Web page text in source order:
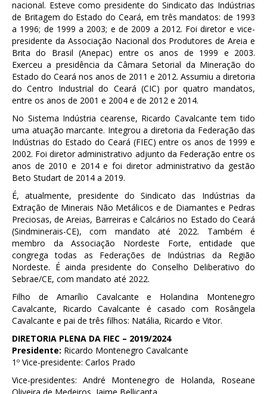
nacional. Esteve como presidente do Sindicato das Indústrias
de Britagem do Estado do Ceará, em três mandatos: de 1993
a 1996; de 1999 a 2003; e de 2009 a 2012. Foi diretor e vice-
presidente da Associação Nacional dos Produtores de Areia e
Brita do Brasil (Anepac) entre os anos de 1999 e 2003.
Exerceu a presidência da Câmara Setorial da Mineração do
Estado do Ceará nos anos de 2011 e 2012. Assumiu a diretoria
do Centro Industrial do Ceará (CIC) por quatro mandatos,
entre os anos de 2001 e 2004 e de 2012 e 2014.
No Sistema Indústria cearense, Ricardo Cavalcante tem tido
uma atuação marcante. Integrou a diretoria da Federação das
Indústrias do Estado do Ceará (FIEC) entre os anos de 1999 e
2002. Foi diretor administrativo adjunto da Federação entre os
anos de 2010 e 2014 e foi diretor administrativo da gestão
Beto Studart de 2014 a 2019.
É, atualmente, presidente do Sindicato das Indústrias da
Extração de Minerais Não Metálicos e de Diamantes e Pedras
Preciosas, de Areias, Barreiras e Calcários no Estado do Ceará
(Sindminerais-CE), com mandato até 2022. Também é
membro da Associação Nordeste Forte, entidade que
congrega todas as Federações de Indústrias da Região
Nordeste. É ainda presidente do Conselho Deliberativo do
Sebrae/CE, com mandato até 2022.
Filho de Amarílio Cavalcante e Holandina Montenegro
Cavalcante, Ricardo Cavalcante é casado com Rosângela
Cavalcante e pai de três filhos: Natália, Ricardo e Vitor.
DIRETORIA PLENA DA FIEC – 2019/2024
Presidente: Ricardo Montenegro Cavalcante
1º Vice-presidente: Carlos Prado
Vice-presidentes: André Montenegro de Holanda, Roseane